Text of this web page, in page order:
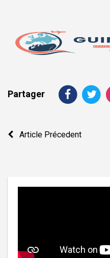
Partager
Navigation
Article Précedent